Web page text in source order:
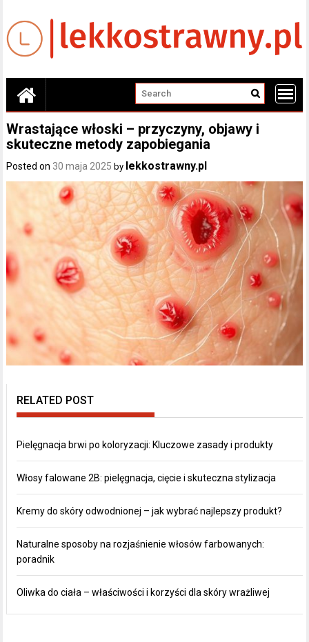
content
Wrastające włoski – przyczyny, objawy i
skuteczne metody zapobiegania
Posted on 30 maja 2025 by lekkostrawny.pl
RELATED POST
Pielęgnacja brwi po koloryzacji: Kluczowe zasady i produkty
Włosy falowane 2B: pielęgnacja, cięcie i skuteczna stylizacja
Kremy do skóry odwodnionej – jak wybrać najlepszy produkt?
Naturalne sposoby na rozjaśnienie włosów farbowanych:
poradnik
Oliwka do ciała – właściwości i korzyści dla skóry wrażliwej